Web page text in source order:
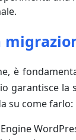
è
garantisce
su come farlo: